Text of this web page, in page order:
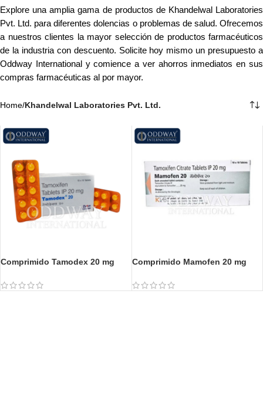
Explore una amplia gama de productos de Khandelwal Laboratories
Pvt. Ltd. para diferentes dolencias o problemas de salud. Ofrecemos
a nuestros clientes la mayor selección de productos farmacéuticos
de la industria con descuento. Solicite hoy mismo un presupuesto a
Oddway International y comience a ver ahorros inmediatos en sus
compras farmacéuticas al por mayor.
Home/Khandelwal Laboratories Pvt. Ltd.
Comprimido Tamodex 20 mg Comprimido Mamofen 20 mg